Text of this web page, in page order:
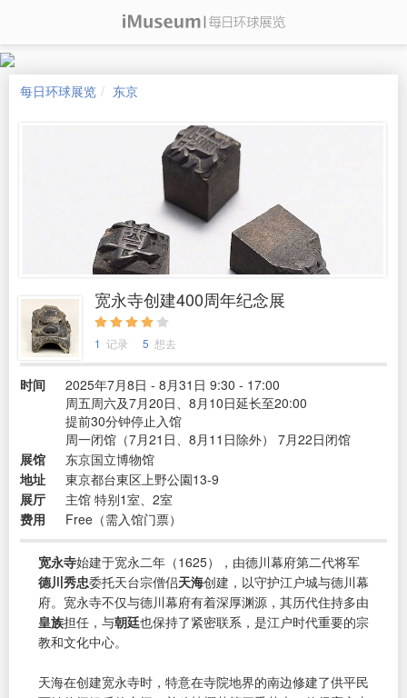
每日环球展览 东京
宽永寺创建400周年纪念展
1 记录 5 想去
时间
2025年7月8日 - 8月31日 9:30 - 17:00
周五周六及7月20日、8月10日延长至20:00
提前30分钟停止入馆
周一闭馆（7月21日、8月11日除外） 7月22日闭馆
展馆
东京国立博物馆
地址
東京都台東区上野公園13-9
展厅
主馆 特别1室、2室
费用
Free（需入馆门票）
宽永寺始建于宽永二年（1625），由德川幕府第二代将军
德川秀忠委托天台宗僧侣天海创建，以守护江户城与德川幕
府。宽永寺不仅与德川幕府有着深厚渊源，其历代住持多由
皇族担任，与朝廷也保持了紧密联系，是江户时代重要的宗
教和文化中心。
天海在创建宽永寺时，特意在寺院地界的南边修建了供平民